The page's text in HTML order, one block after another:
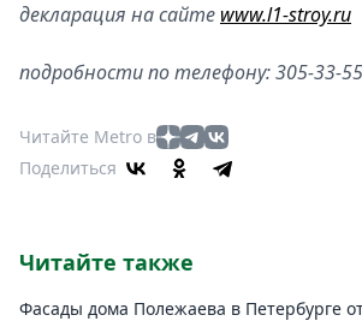
декларация на сайте www.l1-stroy.ru
подробности по телефону: 305-33-
Читайте Metro в
Поделиться
Читайте также
Фасады дома Полежаева в Петербурге